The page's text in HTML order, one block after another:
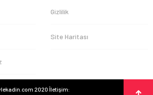
Gizlilik
Site Haritası
2020 İletişim: